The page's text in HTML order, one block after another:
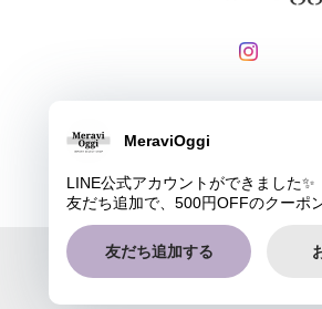
MeraviOggi |プライバシーポリシー